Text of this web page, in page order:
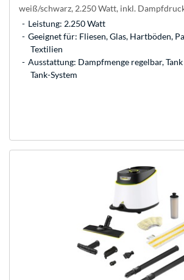
weiß/schwarz, 2.250 Watt, inkl.
Leistung: 2.250 Watt
Geeignet für: Fliesen, Glas, Hartböden,
Textilien
Ausstattung: Dampfmenge regelbar,
Tank-System